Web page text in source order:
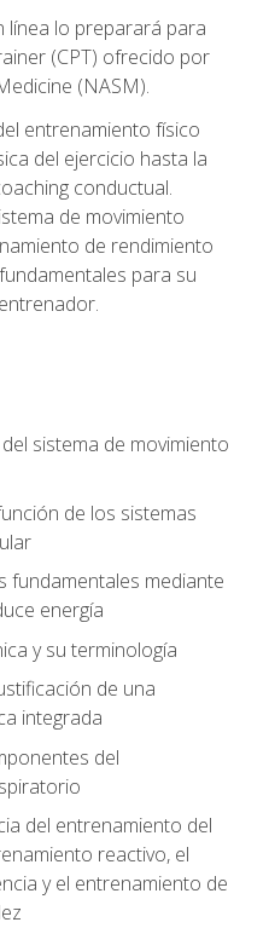
línea lo preparará para
(CPT) ofrecido por
(NASM).
entrenamiento físico
del ejercicio hasta la
conductual.
de movimiento
de rendimiento
para su
sistema de movimiento
de los sistemas
fundamentales mediante
energía
y su terminología
de una
integrada
del
del entrenamiento del
reactivo, el
y el entrenamiento de